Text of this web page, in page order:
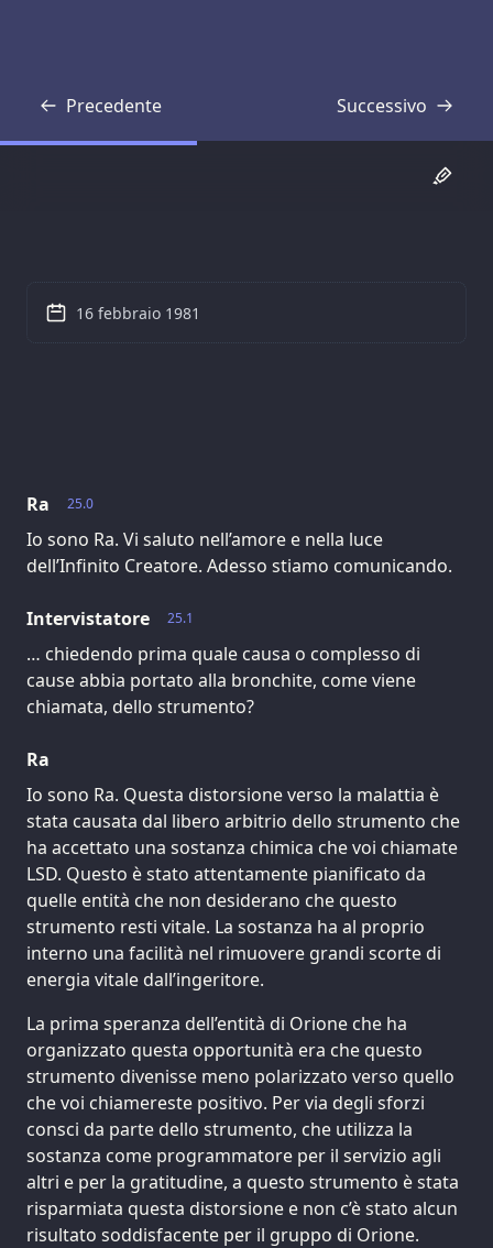
Precedente
Trascrizione Successivo
Trascrizione
25.0
Ra
Io sono Ra. Vi saluto nell’amore e nella luce
dell’Infinito Creatore. Adesso stiamo comunicando.
25.1
Intervistatore
… chiedendo prima quale causa o complesso di
cause abbia portato alla bronchite, come viene
chiamata, dello strumento?
Ra
Io sono Ra. Questa distorsione verso la malattia è
stata causata dal libero arbitrio dello strumento che
ha accettato una sostanza chimica che voi chiamate
LSD. Questo è stato attentamente pianificato da
quelle entità che non desiderano che questo
strumento resti vitale. La sostanza ha al proprio
interno una facilità nel rimuovere grandi scorte di
energia vitale dall’ingeritore.
La prima speranza dell’entità di Orione che ha
organizzato questa opportunità era che questo
strumento divenisse meno polarizzato verso quello
che voi chiamereste positivo. Per via degli sforzi
consci da parte dello strumento, che utilizza la
sostanza come programmatore per il servizio agli
altri e per la gratitudine, a questo strumento è stata
risparmiata questa distorsione e non c’è stato alcun
risultato soddisfacente per il gruppo di Orione.
16 febbraio 1981